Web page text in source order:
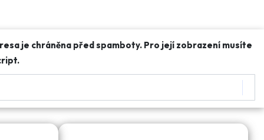
je chráněna před spamboty. Pro její zobrazení musíte